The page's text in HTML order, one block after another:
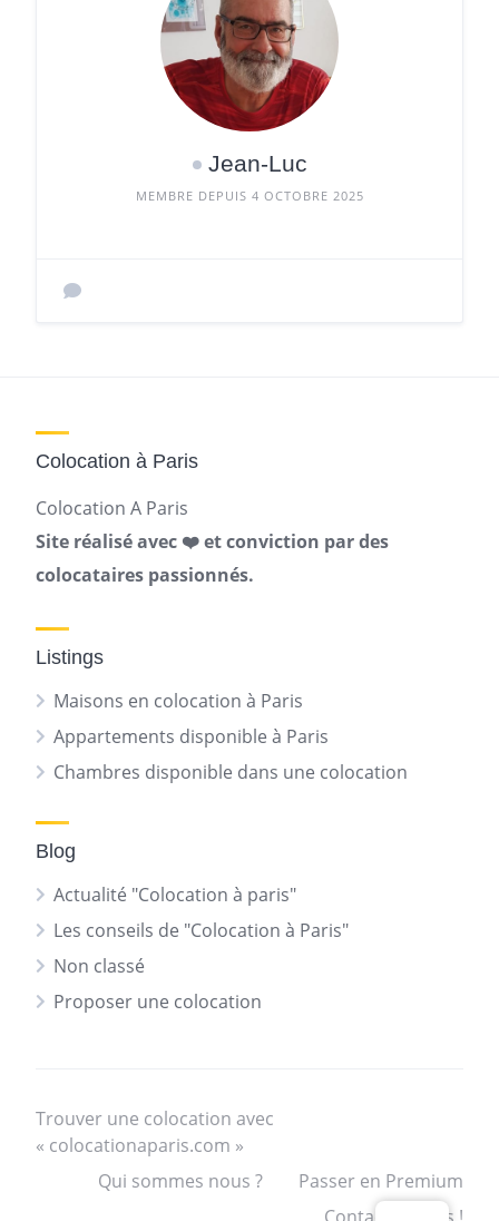
Jean-Luc
MEMBRE DEPUIS 4 OCTOBRE 2025
Colocation à Paris
Colocation A Paris
Site réalisé avec ❤️ et conviction par des
colocataires passionnés.
Listings
Maisons en colocation à Paris
Appartements disponible à Paris
Chambres disponible dans une colocation
Blog
Actualité "Colocation à paris"
Les conseils de "Colocation à Paris"
Non classé
Proposer une colocation
Trouver une colocation avec
« colocationaparis.com »
Qui sommes nous ?
Passer en Premium